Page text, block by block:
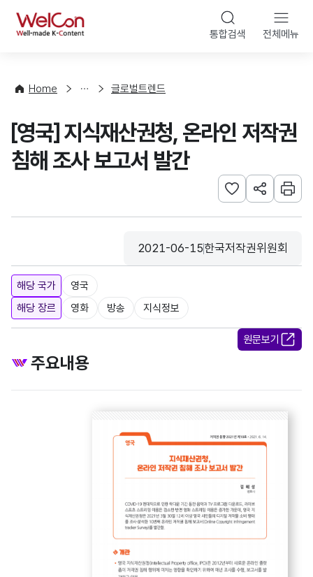
WelCon 통합검색 전체메뉴
Home
향
계
글로벌트렌드
[영국] 지식재산권청, 온라인 저작권
침해 조사 보고서 발간
관심사 등록하기
URL 공유하
인쇄
등록일
2021-06-15
수집기관
한국저작권위원회
해당 국가
영국
해당 장르
영화 방송 지식정보
원문보기
주요내용